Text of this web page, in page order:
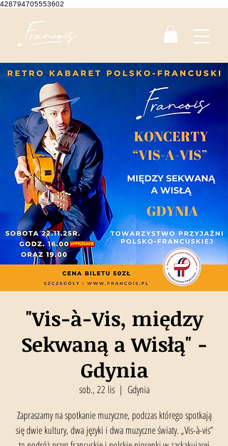
428794705553602
"Vis-à-Vis, między
Sekwaną a Wisłą" -
Gdynia
sob., 22 lis
  |
Gdynia
Zapraszamy na spotkanie muzyczne, podczas którego spotkają
się dwie kultury, dwa języki i dwa muzyczne światy. „Vis-à-vis”